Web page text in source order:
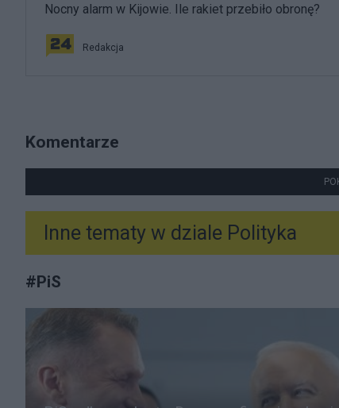
Nocny alarm w Kijowie. Ile rakiet przebiło obronę?
Redakcja
Komentarze
Inne tematy w dziale Polityka
#PiS